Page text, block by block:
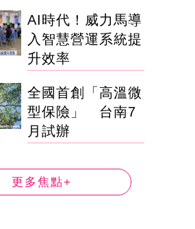
AI時代！威力馬導
入智慧營運系統提
升效率
全國首創「高溫微
型保險」 台南7
月試辦
更多焦點+